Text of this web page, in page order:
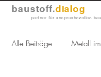
baustoff.dialog
partner für anspruchsvolles
Alle Beiträge Metall